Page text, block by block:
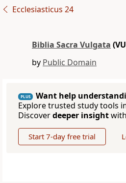
Ecclesiasticus 24
Biblia Sacra Vulgata
by Public Domain
PLUS
Want help
Explore trusted study tools
Discoverdeeper insight
Start 7-day free trial